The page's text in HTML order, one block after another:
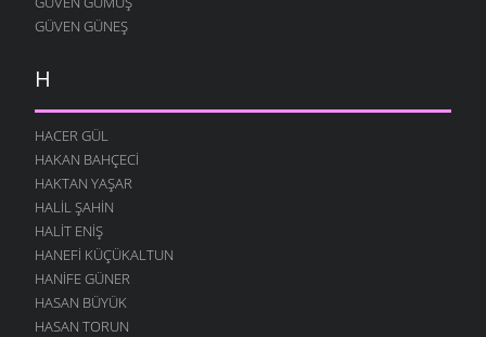
GÜVEN GÜNEŞ
H
HACER GÜL
HAKAN BAHÇECI
HAKTAN YAŞAR
HALIL ŞAHIN
HALIT ENIŞ
HANEFI KÜÇÜKALTUN
HANIFE GÜNER
HASAN BÜYÜK
HASAN TORUN